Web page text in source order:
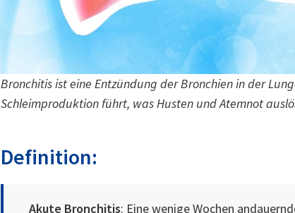
Bronchitis ist eine Entzündung der Bronchien in der
Schleimproduktion führt, was Husten und Atemnot
Definition:
Akute Bronchitis: Eine wenige Wochen